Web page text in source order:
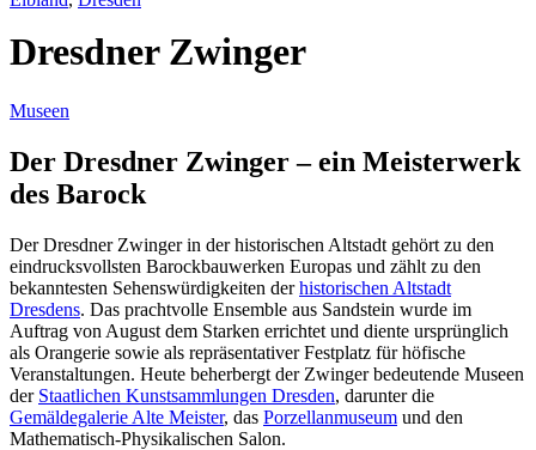
Dresdner Zwinger
Museen
Der Dresdner Zwinger – ein Meisterwerk
des Barock
Der Dresdner Zwinger in der historischen Altstadt gehört zu den
eindrucksvollsten Barockbauwerken Europas und zählt zu den
bekanntesten Sehenswürdigkeiten derhistorischen Altstadt
Dresdens. Das prachtvolle Ensemble aus Sandstein wurde im
Auftrag von August dem Starken errichtet und diente ursprünglich
als Orangerie sowie als repräsentativer Festplatz für höfische
Veranstaltungen. Heute beherbergt der Zwinger bedeutende Museen
der Staatlichen Kunstsammlungen Dresden, darunter die
Gemäldegalerie Alte Meister, das Porzellanmuseum und den
Mathematisch-Physikalischen Salon.